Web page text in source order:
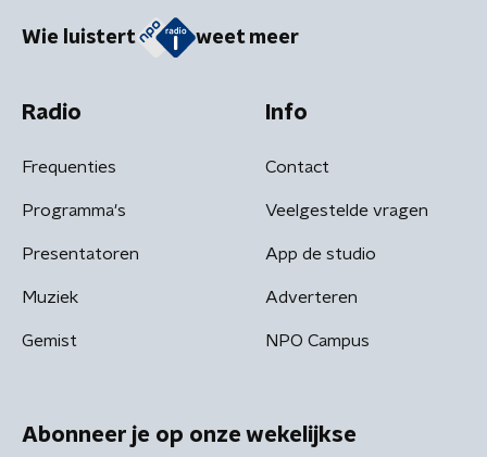
Wie luistert weet meer
Radio
Frequenties
Programma's
Presentatoren
Muziek
Gemist
Info
Contact
Veelgestelde vragen
App de studio
Adverteren
NPO Campus
Abonneer je op onze wekelijkse